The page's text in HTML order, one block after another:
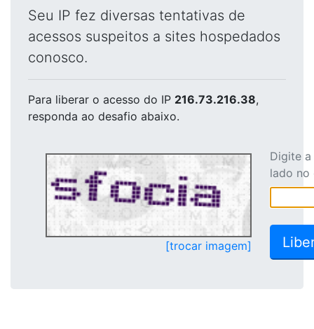
Seu IP fez diversas tentativas de
acessos suspeitos a sites hospedados
conosco.
Para liberar o acesso do IP 216.73.216.38,
responda ao desafio abaixo.
[trocar imagem]
Digite
lado no